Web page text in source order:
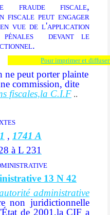
fraude fiscale,
fiscale peut engager
vue de l'application
pénales devant le
Pour imprimer et
ne peut porter plainte
commission, dite
fiscales,la C.I.F ..
, 1741 A
à L 231
13 N 42
administrative
non juridictionnelle
de 2001,la CIF a